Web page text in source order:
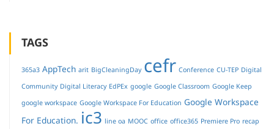
TAGS
365a3 AppTech arit BigCleaningDay cefr Conference CU-TEP Digital
Community Digital Literacy EdPEx google Google Classroom Google Keep
google workspace Google Workspace For Education Google Workspace
For Education. ic3 line oa MOOC office office365 Premiere Pro recap